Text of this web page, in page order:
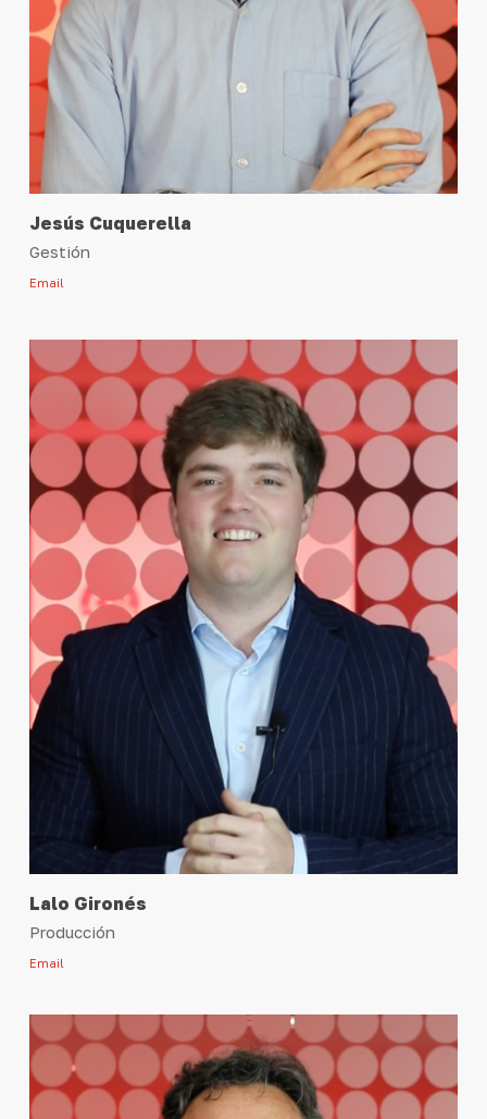
Jesús Cuquerella
Gestión
Email
Lalo Gironés
Producción
Email